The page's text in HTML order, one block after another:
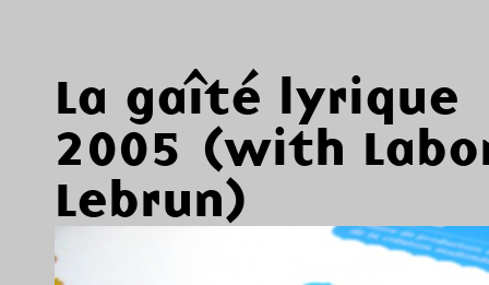
La gaîté lyrique
2005 (with
Lebrun)